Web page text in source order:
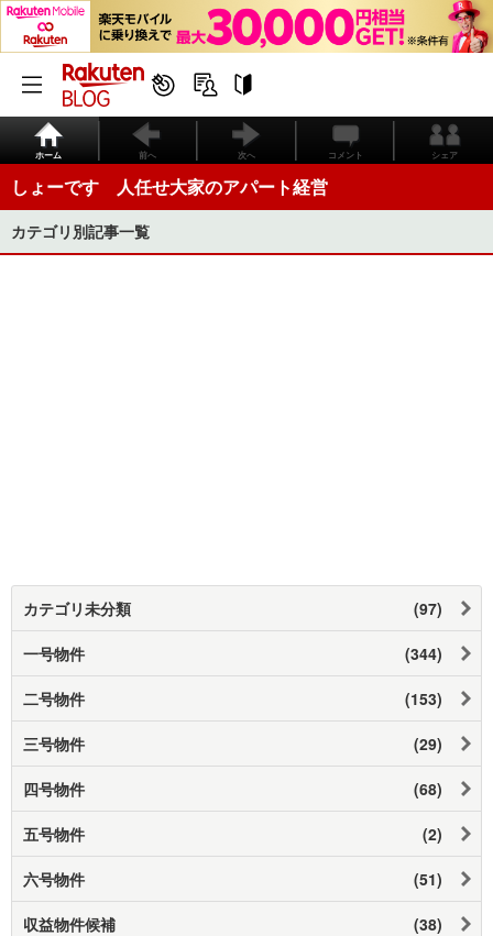
ホーム 前へ 次へ コメント シェア
しょーです 人任せ大家のアパート経営
カテゴリ別記事一覧
カテゴリ未分類 (97)
一号物件 (344)
二号物件 (153)
三号物件 (29)
四号物件 (68)
五号物件 (2)
六号物件 (51)
収益物件候補 (38)